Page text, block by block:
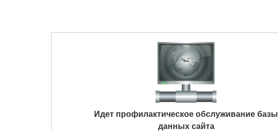
Идет профилактическое обслуживание базы
данных сайта